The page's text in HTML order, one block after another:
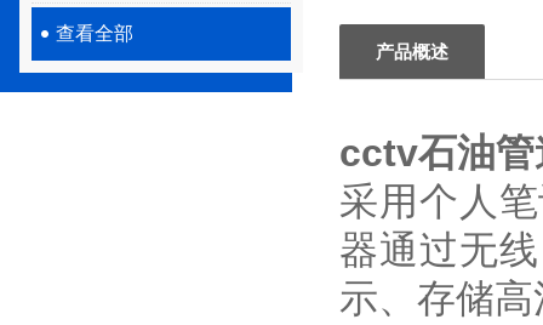
查看全部
产品概述
cctv石油管
采用个人
器通过无
示、存储